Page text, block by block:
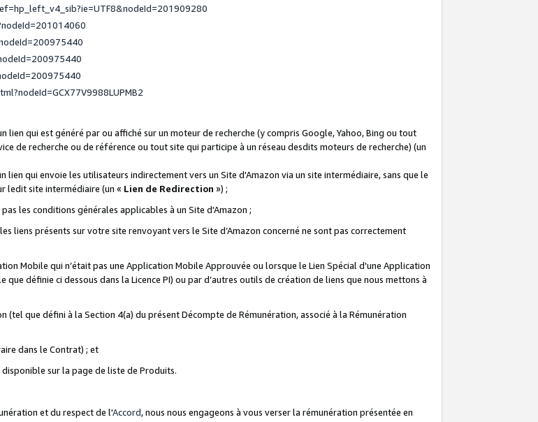
qui est généré par ou affiché sur un moteur de recherche (y compris Google, Yahoo, Bing ou tout
de recherche ou de référence ou tout site qui participe à un réseau desdits moteurs de recherche) (un
qui envoie les utilisateurs indirectement vers un Site d'Amazon via un site intermédiaire, sans que le
ledit site intermédiaire (un « Lien de Redirection ») ;
les conditions générales applicables à un Site d'Amazon ;
liens présents sur votre site renvoyant vers le Site d’Amazon concerné ne sont pas correctement
Mobile qui n’était pas une Application Mobile Approuvée ou lorsque le Lien Spécial d'une Application
que définie ci dessous dans la Licence PI) ou par d’autres outils de création de liens que nous mettons à
que défini à la Section 4(a) du présent Décompte de Rémunération, associé à la Rémunération
dans le Contrat) ; et
sur la page de liste de Produits.
et du respect de l'Accord, nous nous engageons à vous verser la rémunération présentée en